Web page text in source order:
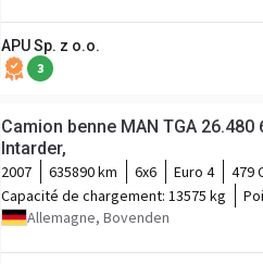
APU Sp. z o.o.
3
Camion benne MAN TGA 26.480
Intarder,
2007 635890 km 6x6 Euro 4
479
Capacité de chargement: 13575 kg
Allemagne, Bovenden